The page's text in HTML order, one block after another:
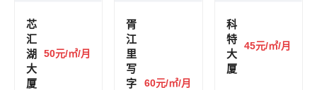
芯
汇
湖
大
厦
50元/㎡/月
胥
江
里
写
字
60元/㎡/月
科
特
大
厦
45元/㎡/月